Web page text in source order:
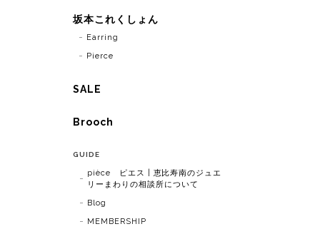
坂本これくしょん
Earring
Pierce
SALE
Brooch
GUIDE
pièce ピエス | 恵比寿南のジュエ
リーまわりの相談所について
Blog
MEMBERSHIP